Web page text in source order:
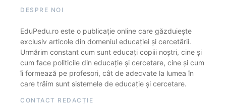
DESPRE NOI
EduPedu.ro este o publicație online care găzduiește
exclusiv articole din domeniul educației și cercetării.
Urmărim constant cum sunt educați copiii noștri, cine și
cum face politicile din educație și cercetare, cine și cum
îi formează pe profesori, cât de adecvate la lumea în
care trăim sunt sistemele de educație și cercetare.
CONTACT REDACȚIE